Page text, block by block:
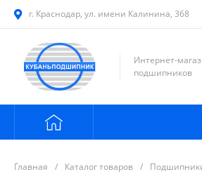
г. Краснодар, ул. имени Калинина, 368
Интернет-
подшипников
Главная / Каталог товаров /